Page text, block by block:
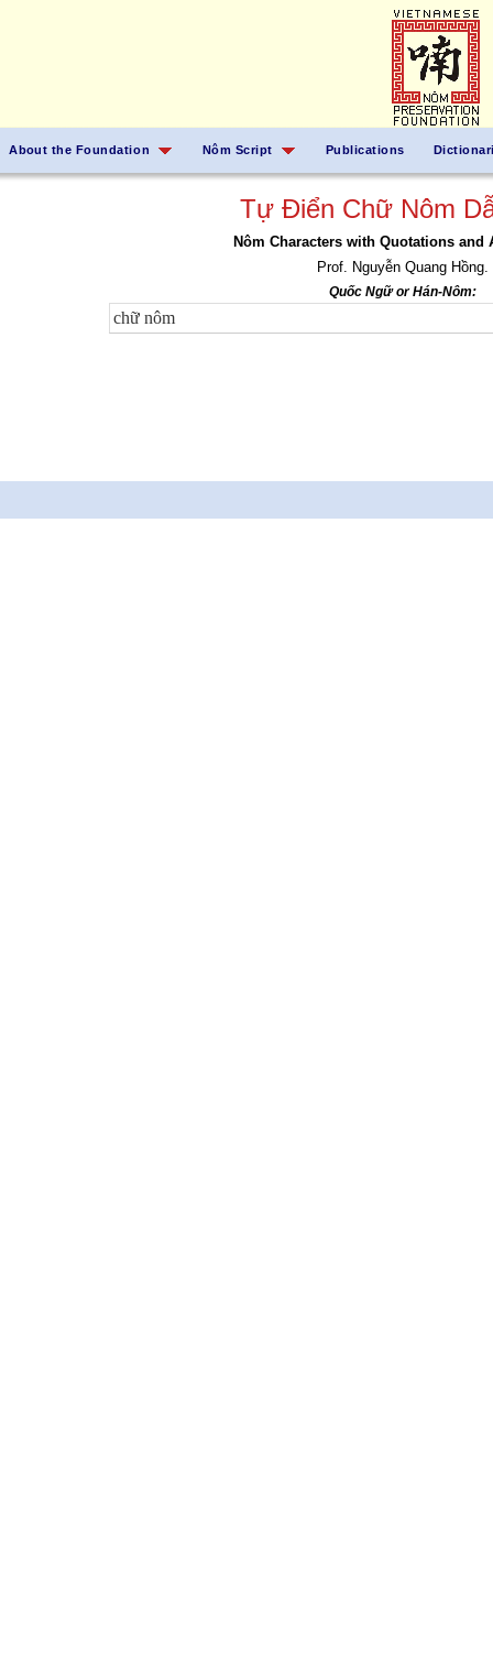
About the Foundation Nôm Script Publications
Tự Điển Chữ Nôm
Nôm Characters with Quotations and
Prof. Nguyễn Quang Hồng.
Quốc Ngữ or Hán-Nôm: